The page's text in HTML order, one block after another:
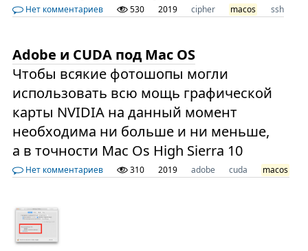
Нет комментариев 530 2019 cipher macos ssh
Adobe и CUDA под Mac OS
Чтобы всякие фотошопы могли
использовать всю мощь графической
карты NVIDIA на данный момент
необходима ни больше и ни меньше,
а в точности Mac Os High Sierra 10
Нет комментариев 310 2019 adobe cuda macos